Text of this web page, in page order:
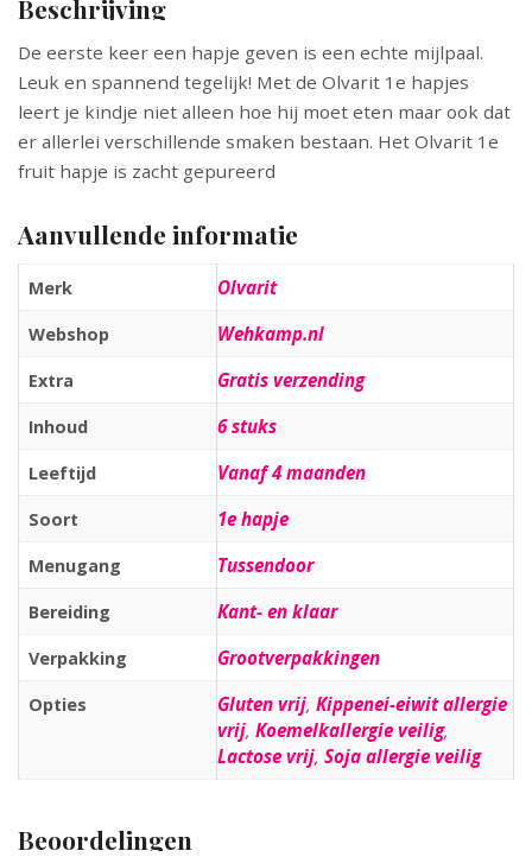
Beschrijving
De eerste keer een hapje geven is een echte mijlpaal.
Leuk en spannend tegelijk! Met de Olvarit 1e hapjes
leert je kindje niet alleen hoe hij moet eten maar ook dat
er allerlei verschillende smaken bestaan. Het Olvarit 1e
fruit hapje is zacht gepureerd
Aanvullende informatie
Merk Olvarit
Webshop Wehkamp.nl
Extra Gratis verzending
Inhoud 6 stuks
Leeftijd Vanaf 4 maanden
Soort 1e hapje
Menugang Tussendoor
Bereiding Kant- en klaar
Verpakking Grootverpakkingen
Opties Gluten vrij, Kippenei-eiwit allergie
vrij, Koemelkallergie veilig,
Lactose vrij, Soja allergie veilig
Beoordelingen